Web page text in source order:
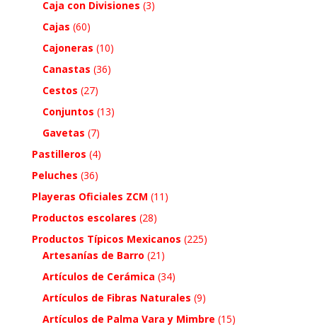
Caja con Divisiones (3)
Cajas (60)
Cajoneras (10)
Canastas (36)
Cestos (27)
Conjuntos (13)
Gavetas (7)
Pastilleros (4)
Peluches (36)
Playeras Oficiales ZCM (11)
Productos escolares (28)
Productos Típicos Mexicanos (225)
Artesanías de Barro (21)
Artículos de Cerámica (34)
Artículos de Fibras Naturales (9)
Artículos de Palma Vara y Mimbre (15)